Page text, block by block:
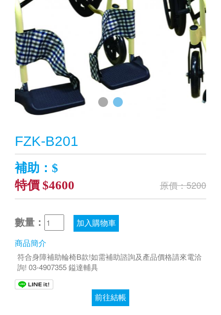
FZK-B201
補助：$
特價 $4600
原價：5200
數量： 加入購物車
商品簡介
符合身障補助輪椅B款!如需補助諮詢及產品價格請來電洽
詢! 03-4907355 鎰達輔具
前往結帳